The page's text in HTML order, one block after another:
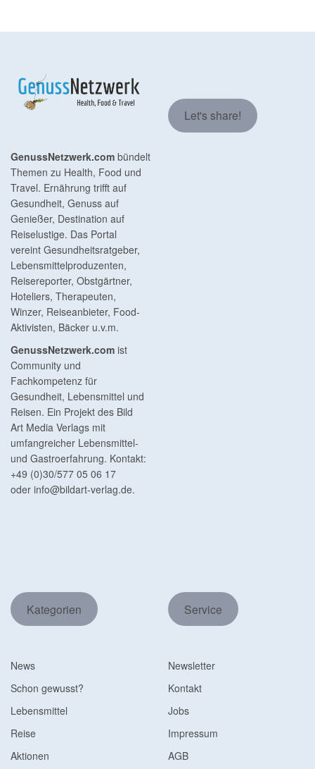
GenussNetzwerk.com bündelt
Themen zu Health, Food und
Travel. Ernährung trifft auf
Gesundheit, Genuss auf
Genießer, Destination auf
Reiselustige. Das Portal
vereint Gesundheitsratgeber,
Lebensmittelproduzenten,
Reisereporter, Obstgärtner,
Hoteliers, Therapeuten,
Winzer, Reiseanbieter, Food-
Aktivisten, Bäcker u.v.m.
GenussNetzwerk.com ist
Community und
Fachkompetenz für
Gesundheit, Lebensmittel und
Reisen. Ein Projekt des Bild
Art Media Verlags mit
umfangreicher Lebensmittel-
und Gastroerfahrung. Kontakt:
+49 (0)30/577 05 06 17
oder info@bildart-verlag.de.
Let's share!
Kategorien
News
Schon gewusst?
Lebensmittel
Reise
Aktionen
Service
Newsletter
Kontakt
Jobs
Impressum
AGB